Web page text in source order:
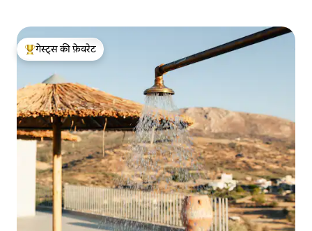
गेस्ट्स का टॉप फ़ेवरेट
गेस्ट्स की फ़ेवरेट